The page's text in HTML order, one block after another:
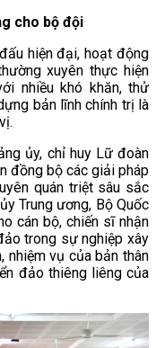
cho bộ đội
hiện đại, hoạt động
xuyên thực hiện
nhiều khó khăn, thử
bản lĩnh chính trị là
ủy, chỉ huy Lữ đoàn
đồng bộ các giải pháp
quán triệt sâu sắc
Trung ương, Bộ Quốc
cán bộ, chiến sĩ nhận
trong sự nghiệp xây
nhiệm vụ của bản thân
đảo thiêng liêng của